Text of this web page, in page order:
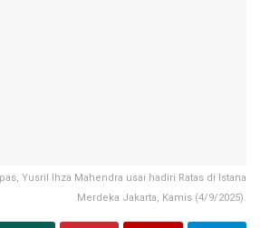
Yusril Ihza Mahendra usai hadiri Ratas di Istana
Merdeka Jakarta, Kamis (4/9/2025).